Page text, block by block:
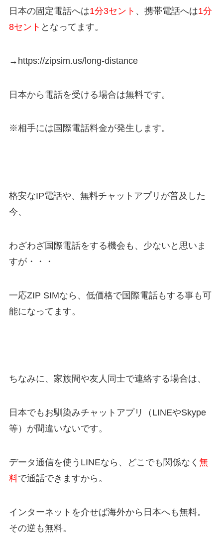
日本の固定電話へは1分3セント 、携帯電話へは1分
8セント となってます。
→https://zipsim.us/long-distance
日本から電話を受ける場合は無料です。
※相手には国際電話料金が発生します。
格安なIP電話や、無料チャットアプリが普及した
今、
わざわざ国際電話をする機会も、少ないと思いま
すが・・・
一応ZIP SIMなら、低価格で国際電話もする事も可
能になってます。
ちなみに、家族間や友人同士で連絡する場合は、
日本でもお馴染みチャットアプリ（LINEやSkype
等）が間違いないです。
データ通信を使うLINEなら、どこでも関係なく 無
料で通話できますから。
インターネットを介せば海外から日本へも無料。
その逆も無料。